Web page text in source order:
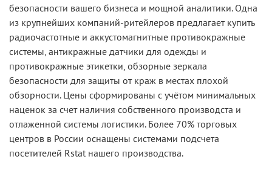
безопасности вашего бизнеса и мощной аналитики. Одна
из крупнейших компаний-ритейлеров предлагает купить
радиочастотные и аккустомагнитные противокражные
системы, антикражные датчики для одежды и
противокражные этикетки, обзорные зеркала
безопасности для защиты от краж в местах плохой
обзорности. Цены сформированы с учётом минимальных
наценок за счет наличия собственного производста и
отлаженной системы логистики. Более 70% торговых
центров в России оснащены системами подсчета
посетителей Rstat нашего производства.